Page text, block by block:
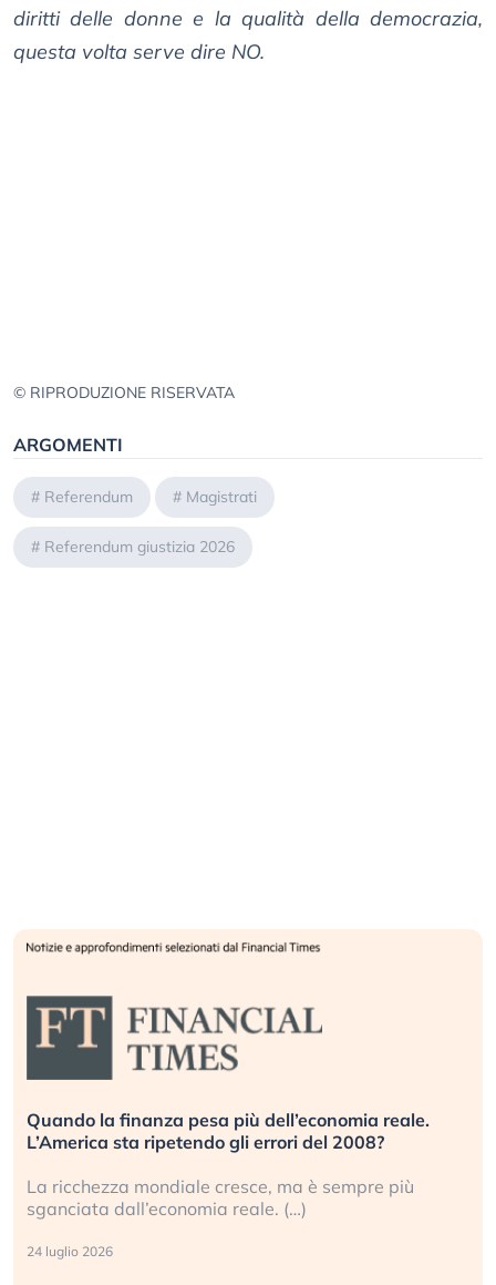
diritti delle donne e la qualità della democrazia,
questa volta serve dire NO.
© RIPRODUZIONE RISERVATA
ARGOMENTI
# Referendum # Magistrati
# Referendum giustizia 2026
Quando la finanza pesa più dell’economia reale.
L’America sta ripetendo gli errori del 2008?
La ricchezza mondiale cresce, ma è sempre più
sganciata dall’economia reale. (…)
24 luglio 2026